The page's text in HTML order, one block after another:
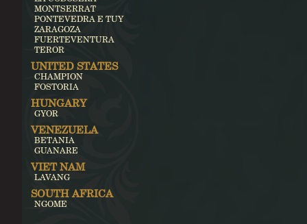
MONTSERRAT
PONTEVEDRA E TUY
ZARAGOZA
FUERTEVENTURA
TEROR
UNITED STATES
CHAMPION
FOSTORIA
HUNGARY
GYOR
VENEZUELA
BETANIA
GUANARE
VIET NAM
LAVANG
SOUTH AFRICA
NGOME